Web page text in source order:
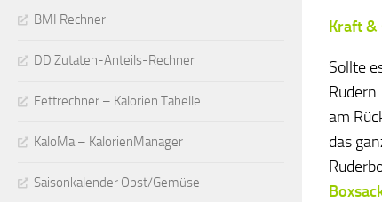
Kraft &
Sollte
am
das
BMI Rechner
DD Zutaten-Anteils-Rechner
Fettrechner – Kalorien Tabelle
KaloMa – KalorienManager
Saisonkalender Obst/Gemüse